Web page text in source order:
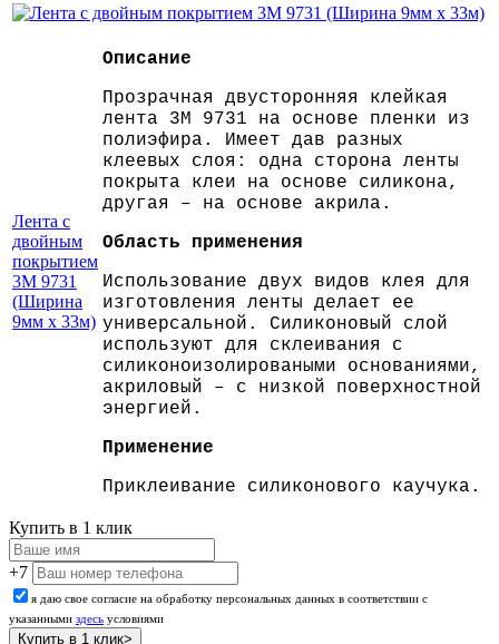
Лента с
двойным
покрытием
3M 9731
(Ширина
9мм х 33м)
Описание
Прозрачная двусторонняя клейкая
лента 3M 9731 на основе пленки из
полиэфира. Имеет дав разных
клеевых слоя: одна сторона ленты
покрыта клеи на основе силикона,
другая – на основе акрила.
Область применения
Использование двух видов клея для
изготовления ленты делает ее
универсальной. Силиконовый слой
используют для склеивания с
силиконоизолироваными основаниями,
акриловый – с низкой поверхностной
энергией.
Применение
Приклеивание силиконового каучука.
Купить в 1 клик
+7
я даю свое согласие на обработку персональных данных в соответствии с
указанными здесь условиями